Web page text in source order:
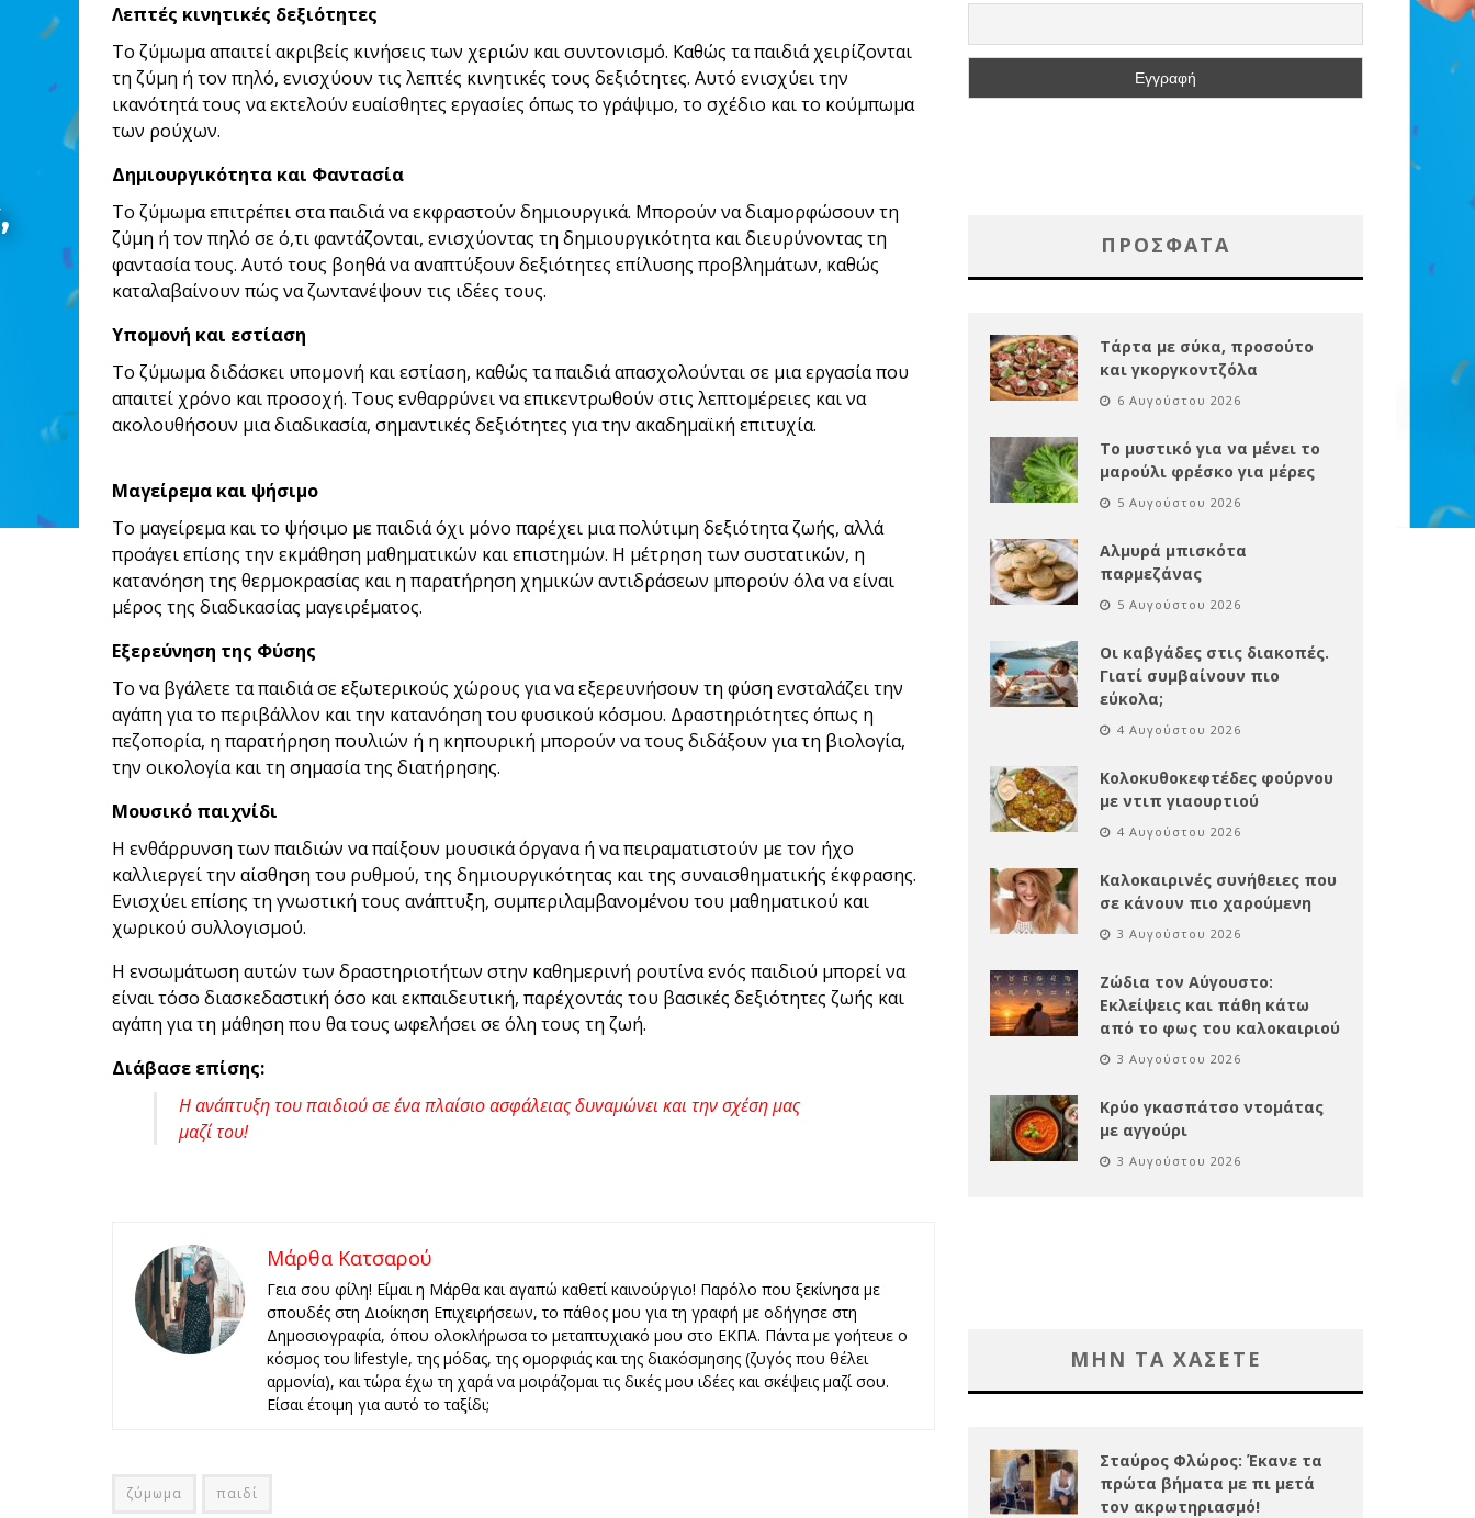
Λεπτές κινητικές δεξιότητες
Το ζύμωμα απαιτεί ακριβείς κινήσεις των χεριών και συντονισμό. Καθώς τα παιδιά χειρίζονται
τη ζύμη ή τον πηλό, ενισχύουν τις λεπτές κινητικές τους δεξιότητες. Αυτό ενισχύει την
ικανότητά τους να εκτελούν ευαίσθητες εργασίες όπως το γράψιμο, το σχέδιο και το κούμπωμα
των ρούχων.
Δημιουργικότητα και Φαντασία
Το ζύμωμα επιτρέπει στα παιδιά να εκφραστούν δημιουργικά. Μπορούν να διαμορφώσουν τη
ζύμη ή τον πηλό σε ό,τι φαντάζονται, ενισχύοντας τη δημιουργικότητα και διευρύνοντας τη
φαντασία τους. Αυτό τους βοηθά να αναπτύξουν δεξιότητες επίλυσης προβλημάτων, καθώς
καταλαβαίνουν πώς να ζωντανέψουν τις ιδέες τους.
Υπομονή και εστίαση
Το ζύμωμα διδάσκει υπομονή και εστίαση, καθώς τα παιδιά απασχολούνται σε μια εργασία που
απαιτεί χρόνο και προσοχή. Τους ενθαρρύνει να επικεντρωθούν στις λεπτομέρειες και να
ακολουθήσουν μια διαδικασία, σημαντικές δεξιότητες για την ακαδημαϊκή επιτυχία.
Μαγείρεμα και ψήσιμο
Το μαγείρεμα και το ψήσιμο με παιδιά όχι μόνο παρέχει μια πολύτιμη δεξιότητα ζωής, αλλά
προάγει επίσης την εκμάθηση μαθηματικών και επιστημών. Η μέτρηση των συστατικών, η
κατανόηση της θερμοκρασίας και η παρατήρηση χημικών αντιδράσεων μπορούν όλα να είναι
μέρος της διαδικασίας μαγειρέματος.
Εξερεύνηση της Φύσης
Το να βγάλετε τα παιδιά σε εξωτερικούς χώρους για να εξερευνήσουν τη φύση ενσταλάζει την
αγάπη για το περιβάλλον και την κατανόηση του φυσικού κόσμου. Δραστηριότητες όπως η
πεζοπορία, η παρατήρηση πουλιών ή η κηπουρική μπορούν να τους διδάξουν για τη βιολογία,
την οικολογία και τη σημασία της διατήρησης.
Μουσικό παιχνίδι
Η ενθάρρυνση των παιδιών να παίξουν μουσικά όργανα ή να πειραματιστούν με τον ήχο
καλλιεργεί την αίσθηση του ρυθμού, της δημιουργικότητας και της συναισθηματικής έκφρασης.
Ενισχύει επίσης τη γνωστική τους ανάπτυξη, συμπεριλαμβανομένου του μαθηματικού και
χωρικού συλλογισμού.
Η ενσωμάτωση αυτών των δραστηριοτήτων στην καθημερινή ρουτίνα ενός παιδιού μπορεί να
είναι τόσο διασκεδαστική όσο και εκπαιδευτική, παρέχοντάς του βασικές δεξιότητες ζωής και
αγάπη για τη μάθηση που θα τους ωφελήσει σε όλη τους τη ζωή.
Διάβασε επίσης:
Η ανάπτυξη του παιδιού σε ένα πλαίσιο ασφάλειας δυναμώνει και την σχέση μας
μαζί του!
Μάρθα Κατσαρού
Γεια σου φίλη! Είμαι η Μάρθα και αγαπώ καθετί καινούργιο! Παρόλο που ξεκίνησα με
σπουδές στη Διοίκηση Επιχειρήσεων, το πάθος μου για τη γραφή με οδήγησε στη
Δημοσιογραφία, όπου ολοκλήρωσα το μεταπτυχιακό μου στο ΕΚΠΑ. Πάντα με γοήτευε ο
κόσμος του lifestyle, της μόδας, της ομορφιάς και της διακόσμησης (ζυγός που θέλει
αρμονία), και τώρα έχω τη χαρά να μοιράζομαι τις δικές μου ιδέες και σκέψεις μαζί σου.
Είσαι έτοιμη για αυτό το ταξίδι;
ζύμωμα παιδί
ΠΡΌΣΦΑΤΑ
Τάρτα με σύκα, προσούτο
και γκοργκοντζόλα
6 Αυγούστου 2026
Το μυστικό για να μένει το
μαρούλι φρέσκο για μέρες
5 Αυγούστου 2026
Αλμυρά μπισκότα
παρμεζάνας
5 Αυγούστου 2026
Οι καβγάδες στις διακοπές.
Γιατί συμβαίνουν πιο
εύκολα;
4 Αυγούστου 2026
Κολοκυθοκεφτέδες φούρνου
με ντιπ γιαουρτιού
4 Αυγούστου 2026
Καλοκαιρινές συνήθειες που
σε κάνουν πιο χαρούμενη
3 Αυγούστου 2026
Ζώδια τον Αύγουστο:
Εκλείψεις και πάθη κάτω
από το φως του καλοκαιριού
3 Αυγούστου 2026
Κρύο γκασπάτσο ντομάτας
με αγγούρι
3 Αυγούστου 2026
ΜΗΝ ΤΑ ΧΑΣΕΤΕ
Σταύρος Φλώρος: Έκανε τα
πρώτα βήματα με πι μετά
τον ακρωτηριασμό!